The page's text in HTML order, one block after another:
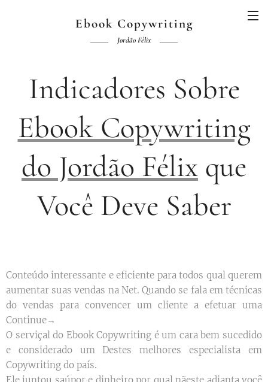
Ebook Copywriting
Jordão Félix
Indicadores Sobre
Ebook Copywriting
do Jordão Félix que
Você Deve Saber
Conteúdo interessante e eficiente para todos qual querem
aumentar suas vendas na Net. Quando se fala em técnicas
do vendas para convencer um cliente a efetuar uma
Continue→
O serviçal do Ebook Copywriting é um cara bem sucedido
e considerado um Destes melhores especialista em
Copywriting do país.